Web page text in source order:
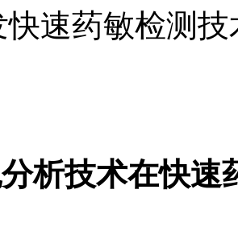
快速药敏检测
析技术在快速